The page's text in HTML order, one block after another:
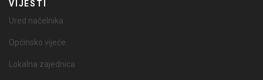
VIJESTI
Ured načelnika
Općinsko vijeće
Lokalna zajednica